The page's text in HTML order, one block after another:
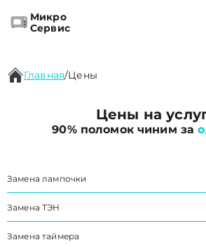
Микро
Сервис
Главная/Цены
Цены на
90% поломок чиним за
Замена лампочки
Замена ТЭН
Замена таймера